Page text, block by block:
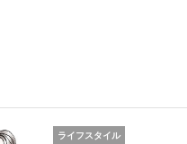
ライフスタイル